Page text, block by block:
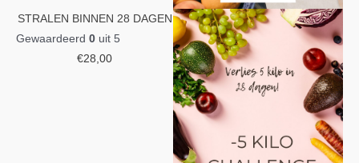
STRALEN BINNEN 28 DAGEN
Gewaardeerd 0 uit 5
€28,00